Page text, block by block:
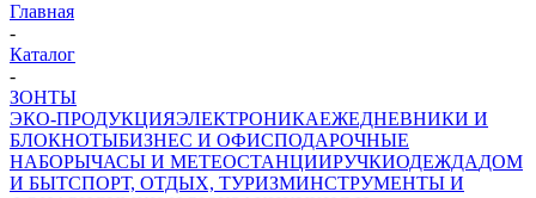
Главная
-
Каталог
-
ЗОНТЫ
ЭКО-ПРОДУКЦИЯЭЛЕКТРОНИКАЕЖЕДНЕВНИКИ И
БЛОКНОТЫБИЗНЕС И ОФИСПОДАРОЧНЫЕ
НАБОРЫЧАСЫ И МЕТЕОСТАНЦИИРУЧКИОДЕЖДАДОМ
И БЫТСПОРТ, ОТДЫХ, ТУРИЗМИНСТРУМЕНТЫ И